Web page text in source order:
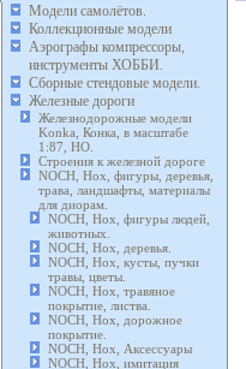
Модели самолётов.
Коллекционные модели
Аэрографы компрессоры,
инструменты ХОББИ.
Сборные стендовые модели.
Железные дороги
Железнодорожные модели
Konka, Конка, в масштабе
1:87, HO.
Строения к железной дороге
NOCH, Нох, фигуры, деревья,
трава, ландшафты, материалы
для диорам.
NOCH, Нох, фигуры людей,
животных.
NOCH, Нох, деревья.
NOCH, Нох, кусты, пучки
травы, цветы.
NOCH, Нох, травяное
покрытие, листва.
NOCH, Нох, дорожное
покрытие.
NOCH, Нох, Аксессуары
NOCH, Нох, имитация